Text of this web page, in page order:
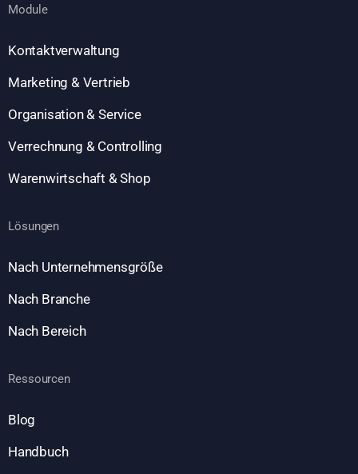
Module
Kontaktverwaltung
Marketing & Vertrieb
Organisation & Service
Verrechnung & Controlling
Warenwirtschaft & Shop
Lösungen
Nach Unternehmensgröße
Nach Branche
Nach Bereich
Ressourcen
Blog
Handbuch